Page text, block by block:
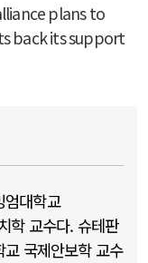
plans to
back its support
대학교
교수다. 슈테판
국제안보학 교수